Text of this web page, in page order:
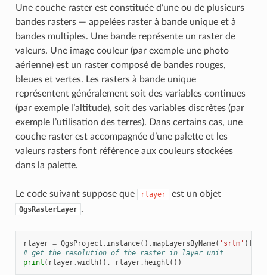
Une couche raster est constituée d’une ou de plusieurs
bandes rasters — appelées raster à bande unique et à
bandes multiples. Une bande représente un raster de
valeurs. Une image couleur (par exemple une photo
aérienne) est un raster composé de bandes rouges,
bleues et vertes. Les rasters à bande unique
représentent généralement soit des variables continues
(par exemple l’altitude), soit des variables discrètes (par
exemple l’utilisation des terres). Dans certains cas, une
couche raster est accompagnée d’une palette et les
valeurs rasters font référence aux couleurs stockées
dans la palette.
Le code suivant suppose que rlayer est un objet
QgsRasterLayer .
rlayer = QgsProject . instance() .mapLayersByName( 'srtm' )[
# get the resolution of the raster in layer unit
print ( rlayer.width(), rlayer. height ())